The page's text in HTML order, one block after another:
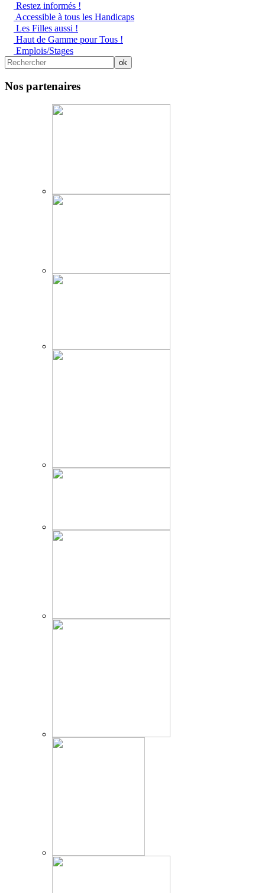
Restez informés !
Accessible à tous les Handicaps
Les Filles aussi !
Haut de Gamme pour Tous !
Emplois/Stages
Nos partenaires